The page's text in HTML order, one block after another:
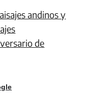
andinos y
de